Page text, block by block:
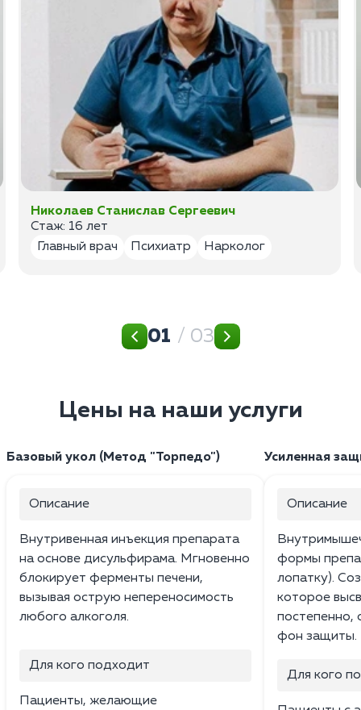
Николаев Станислав Сергеевич
Стаж: 16 лет
Главный врач
Психиатр Нарколог
01 / 03
Цены на наши услуги
Базовый укол (Метод "Торпедо")
Описание
Внутривенная инъекция препарата
на основе дисульфирама. Мгновенно
блокирует ферменты печени,
вызывая острую непереносимость
любого алкоголя.
Для кого подходит
Пациенты, желающие
Усиленная
Описание
формы
лопатку).
которое
постепенно,
фон защиты.
Для кого